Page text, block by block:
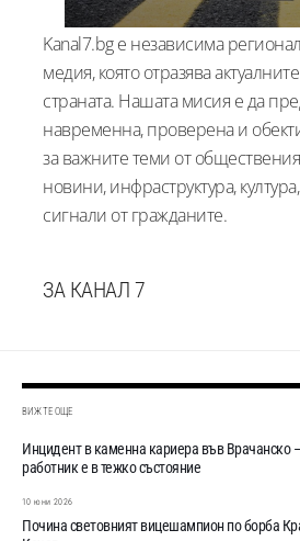
Kanal7.bg е независима
медия, която отразява
страната. Нашата мисия е да
навременна, проверена и
за важните теми от
новини, инфраструктура,
сигнали от гражданите.
ЗА КАНАЛ 7
ВИЖТЕ ОЩЕ
Инцидент в каменна кариера във Врачанско –
работник е в тежко състояние
10 юни 2026
Почина световният вицешампион по борба